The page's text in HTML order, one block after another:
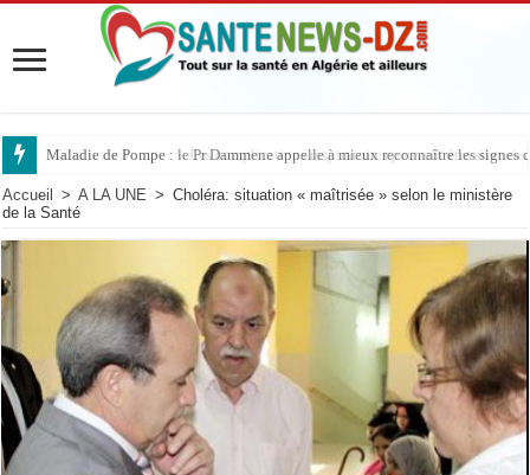
Maladie de Pompe : le Pr Dammene appelle à mieux reconnaître les signes
Accueil > A LA UNE > Choléra: situation « maîtrisée » selon le ministère
de la Santé